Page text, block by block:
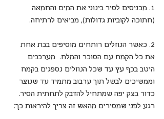
1. מכניסים לסיר בינוני את המים והחמאה
(חתוכה לקוביות גדולות), מביאים לרתיחה.
2. כאשר הנוזלים רותחים מוסיפים בבת אחת
את כל הקמח עם הסוכר והמלח.  מערבבים
היטב בכף עץ עד שכל הנוזלים נספגים בקמח
וממשיכים לבשל תוך ערבוב מתמיד עד שנוצר
כדור בצק יפה שמתחיל להדבק לתחתית הסיר.
רגע לפני שמסירים מהאש זה צריך להיראות כך: